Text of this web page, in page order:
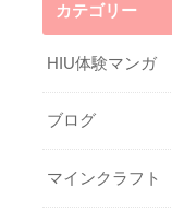
カテゴリー
HIU体験マンガ
ブログ
マインクラフト